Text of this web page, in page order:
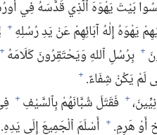
بَيْتَ يَهْوَهَ ٱلَّذِي قَدَّسَهُ فِي
يَهْوَهُ إِلٰهُ آبَائِهِمْ عَنْ يَدِ رُسُلِهِ +
+ بِرُسُلِ ٱللهِ وَيَحْتَقِرُونَ كَلَامَهُ +
لَمْ يَكُنْ شِفَاءٌ.‏ +
+ فَقَتَلَ شُبَّانَهُمْ بِٱلسَّيْفِ +
أَوْ هَرِمٍ.‏ + أَسْلَمَ ٱلْجَمِيعَ إِلَى يَدِهِ.‏